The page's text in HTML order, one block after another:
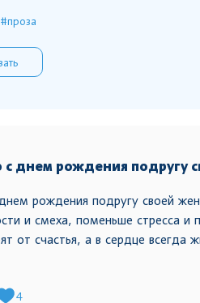
#проза
днем рождения подругу
рождения подругу своей
и смеха, поменьше стресса и
от счастья, а в сердце всегда
4